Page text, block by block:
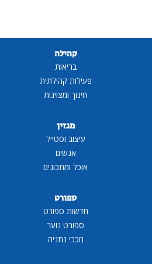
קהילה
בריאות
פעילות קהילתית
חינוך ומצוינות
מגזין
עיצוב וסטייל
אנשים
אוכל ומתכונים
ספורט
חדשות ספורט
ספורט נוער
מכבי נתניה